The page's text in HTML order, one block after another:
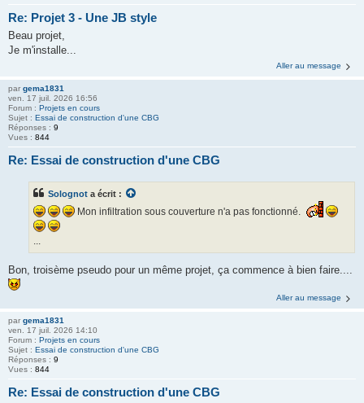
Re: Projet 3 - Une JB style
Beau projet,
Je m'installe...
Aller au message
par gema1831
ven. 17 juil. 2026 16:56
Forum : Projets en cours
Sujet : Essai de construction d'une CBG
Réponses : 9
Vues : 844
Re: Essai de construction d'une CBG
Solognot a écrit :
Mon infiltration sous couverture n'a pas fonctionné.
...
Bon, troisème pseudo pour un même projet, ça commence à bien faire....
Aller au message
par gema1831
ven. 17 juil. 2026 14:10
Forum : Projets en cours
Sujet : Essai de construction d'une CBG
Réponses : 9
Vues : 844
Re: Essai de construction d'une CBG